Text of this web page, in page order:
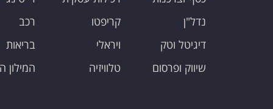
נדל"ן
דיגיטל וטק
שיווק ופרסום
קריפטו
ויראלי
טלוויזיה
רכב
בריאות
המילון